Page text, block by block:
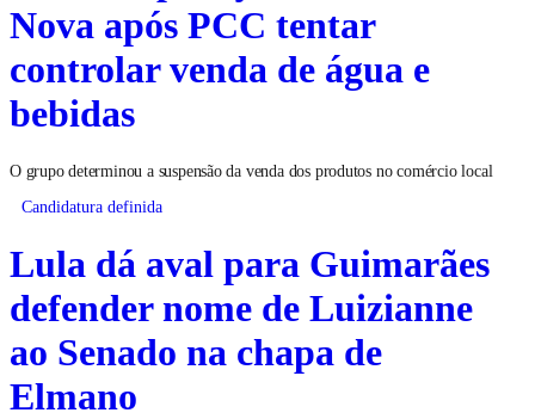
Nova após PCC tentar
controlar venda de água e
bebidas
O grupo determinou a suspensão da venda dos produtos no comércio local
Candidatura definida
Lula dá aval para Guimarães
defender nome de Luizianne
ao Senado na chapa de
Elmano